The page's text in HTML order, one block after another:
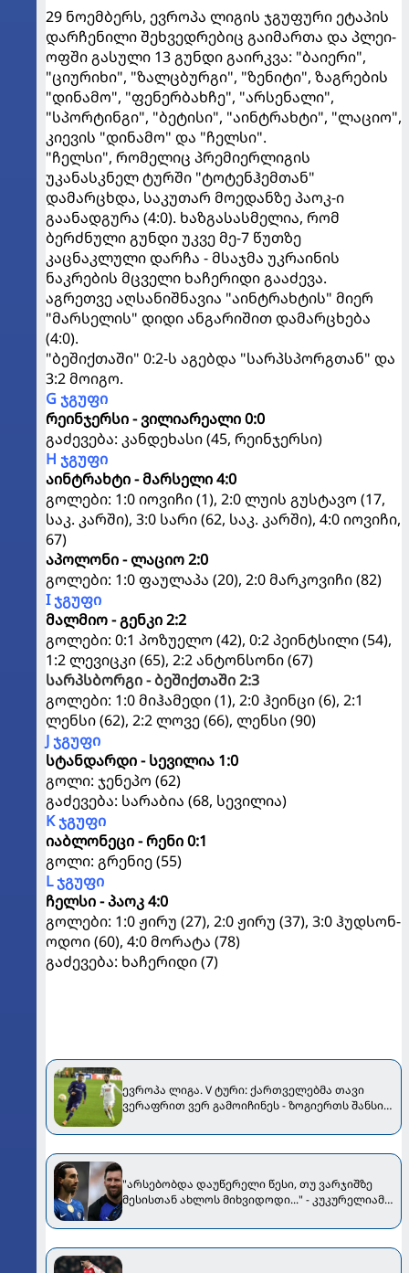
29 ნოემბერს, ევროპა ლიგის ჯგუფური ეტაპის
დარჩენილი შეხვედრებიც გაიმართა და პლეი-
ოფში გასული 13 გუნდი გაირკვა: "ბაიერი",
"ციურიხი", "ზალცბურგი", "ზენიტი", ზაგრების
"დინამო", "ფენერბახჩე", "არსენალი",
"სპორტინგი", "ბეტისი", "აინტრახტი", "ლაციო",
კიევის "დინამო" და "ჩელსი".
"ჩელსი", რომელიც პრემიერლიგის
უკანასკნელ ტურში "ტოტენჰემთან"
დამარცხდა, საკუთარ მოედანზე პაოკ-ი
გაანადგურა (4:0). ხაზგასასმელია, რომ
ბერძნული გუნდი უკვე მე-7 წუთზე
კაცნაკლული დარჩა - მსაჯმა უკრაინის
ნაკრების მცველი ხაჩერიდი გააძევა.
აგრეთვე აღსანიშნავია "აინტრახტის" მიერ
"მარსელის" დიდი ანგარიშით დამარცხება
(4:0).
"ბეშიქთაში" 0:2-ს აგებდა "სარპსპორგთან" და
3:2 მოიგო.
G ჯგუფი
რეინჯერსი - ვილიარეალი 0:0
გაძევება: კანდეხასი (45, რეინჯერსი)
H ჯგუფი
აინტრახტი - მარსელი 4:0
გოლები: 1:0 იოვიჩი (1), 2:0 ლუის გუსტავო (17,
საკ. კარში), 3:0 სარი (62, საკ. კარში), 4:0 იოვიჩი,
67)
აპოლონი - ლაციო 2:0
გოლები: 1:0 ფაულაპა (20), 2:0 მარკოვიჩი (82)
I ჯგუფი
მალმიო - გენკი 2:2
გოლები: 0:1 პოზუელო (42), 0:2 პეინტსილი (54),
1:2 ლევიცკი (65), 2:2 ანტონსონი (67)
სარპსბორგი - ბეშიქთაში 2:3
გოლები: 1:0 მიჰამედი (1), 2:0 ჰეინცი (6), 2:1
ლენსი (62), 2:2 ლოვე (66), ლენსი (90)
J ჯგუფი
სტანდარდი - სევილია 1:0
გოლი: ჯენეპო (62)
გაძევება: სარაბია (68, სევილია)
K ჯგუფი
იაბლონეცი - რენი 0:1
გოლი: გრენიე (55)
L ჯგუფი
ჩელსი - პაოკ 4:0
გოლები: 1:0 ჟირუ (27), 2:0 ჟირუ (37), 3:0 ჰუდსონ-
ოდოი (60), 4:0 მორატა (78)
გაძევება: ხაჩერიდი (7)
ევროპა ლიგა. V ტური: ქართველებმა თავი
ვერაფრით ვერ გამოიჩინეს - ზოგიერთს შანსიც
"არსებობდა დაუწერელი წესი, თუ ვარჯიშზე
მესისთან ახლოს მიხვიდოდი..." - კუკურელიამ
გაიხსენა